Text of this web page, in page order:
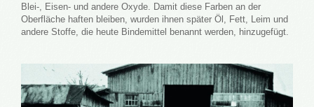
SLOVENČINA (SLOVAK)
SLOVENŠČINA
Blei-, Eisen- und andere Oxyde. Damit diese Farben an der
Oberfläche haften bleiben, wurden ihnen später Öl, Fett, Leim und
andere Stoffe, die heute Bindemittel benannt werden, hinzugefügt.